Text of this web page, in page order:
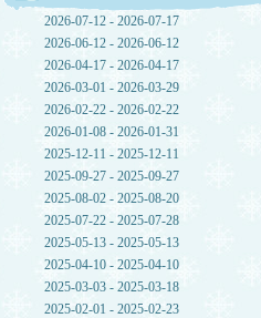
2026-07-12 - 2026-07-17
2026-06-12 - 2026-06-12
2026-04-17 - 2026-04-17
2026-03-01 - 2026-03-29
2026-02-22 - 2026-02-22
2026-01-08 - 2026-01-31
2025-12-11 - 2025-12-11
2025-09-27 - 2025-09-27
2025-08-02 - 2025-08-20
2025-07-22 - 2025-07-28
2025-05-13 - 2025-05-13
2025-04-10 - 2025-04-10
2025-03-03 - 2025-03-18
2025-02-01 - 2025-02-23